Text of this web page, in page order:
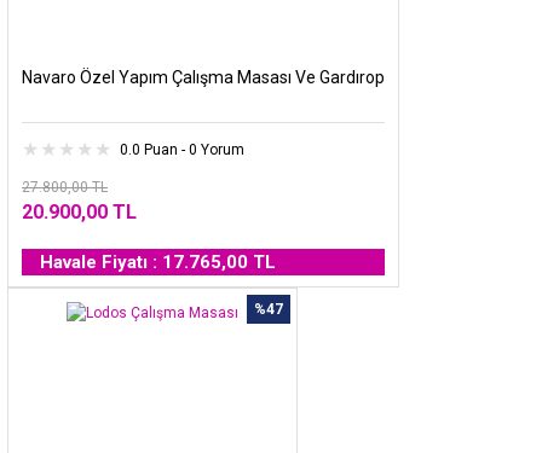
Navaro Özel Yapım Çalışma Masası Ve Gardırop
0.0 Puan - 0 Yorum
27.800,00 TL
20.900,00 TL
Havale Fiyatı : 17.765,00 TL
%47